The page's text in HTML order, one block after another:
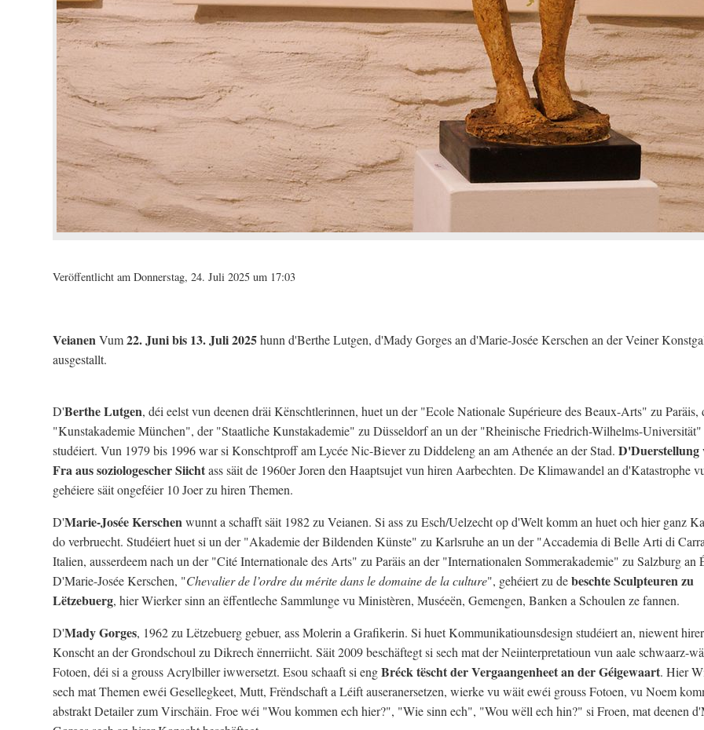
Veröffentlicht am Donnerstag, 24. Juli 2025 um 17:03
VeianenVum22. Juni bis 13. Juli 2025hunn d'Berthe Lutgen, d'Mady Gorges an d'Marie-Josée Kerschen an der Veiner
ausgestallt.
D'Berthe Lutgen, déi eelst vun deenen dräi Kënschtlerinnen, huet un der "Ecole Nationale Supérieure des Beaux-Arts" zu Paräis,
"Kunstakademie München", der "Staatliche Kunstakademie" zu Düsseldorf an un der "Rheinische Friedrich-Wilhelms-
studéiert. Vun 1979 bis 1996 war si Konschtproff am Lycée Nic-Biever zu Diddeleng an am Athenée an der Stad. D'Duerstellung
Fra aus soziologescher Siichtass säit de 1960er Joren den Haaptsujet vun hiren Aarbechten. De Klimawandel an d'Katastrophe
gehéiere säit ongeféier 10 Joer zu hiren Themen.
D'Marie-Josée Kerschenwunnt a schafft säit 1982 zu Veianen. Si ass zu Esch/Uelzecht op d'Welt komm an huet och hier ganz
do verbruecht. Studéiert huet si un der "Akademie der Bildenden Künste" zu Karlsruhe an un der "Accademia di Belle Arti di
Italien, ausserdeem nach un der "Cité Internationale des Arts" zu Paräis an der "Internationalen Sommerakademie" zu Salzburg an
D'Marie-Josée Kerschen, "Chevalier de l’ordre du mérite dans le domaine de la culture", gehéiert zu debeschte Sculpteuren zu
Lëtzebuerg, hier Wierker sinn an ëffentleche Sammlunge vu Ministèren, Muséeën, Gemengen, Banken a Schoulen ze fannen.
D'Mady Gorges, 1962 zu Lëtzebuerg gebuer, ass Molerin a Grafikerin. Si huet Kommunikatiounsdesign studéiert an, niewent
Konscht an der Grondschoul zu Dikrech ënnerriicht. Säit 2009 beschäftegt si sech mat der Neiinterpretatioun vun aale schwaarz-
Fotoen, déi si a grouss Acrylbiller iwwersetzt. Esou schaaft si engBréck tëscht der Vergaangenheet an der Géigewaart. Hier
sech mat Themen ewéi Gesellegkeet, Mutt, Frëndschaft a Léift auseranersetzen, wierke vu wäit ewéi grouss Fotoen, vu Noem
abstrakt Detailer zum Virschäin. Froe wéi "Wou kommen ech hier?", "Wie sinn ech", "Wou wëll ech hin?" si Froen, mat deenen